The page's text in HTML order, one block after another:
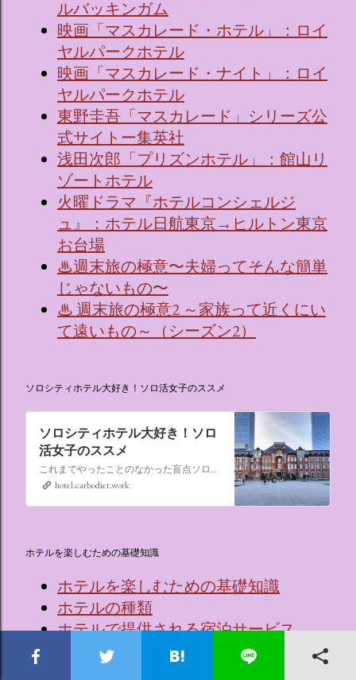
ルバッキンガム
映画「マスカレード・ホテル」：ロイ
ヤルパークホテル
映画「マスカレード・ナイト」：ロイ
ヤルパークホテル
東野圭吾「マスカレード」シリーズ公
式サイトー集英社
浅田次郎「プリズンホテル」：館山リ
ゾートホテル
火曜ドラマ『ホテルコンシェルジ
ュ』：ホテル日航東京→ヒルトン東京
お台場
♨週末旅の極意〜夫婦ってそんな簡単
じゃないもの〜
♨ 週末旅の極意2 ～家族って近くにい
て遠いもの～（シーズン2）
ソロシティホテル大好き！ソロ活女子のススメ
ソロシティホテル大好き！ソロ
活女子のススメ
これまでやったことのなかった盲点ソロ活、“なんでもない日にシティホテルに泊まる”。ソロ活女子のススメ,ソロシティホテル
hotel.carbodiet.work
ホテルを楽しむための基礎知識
ホテルを楽しむための基礎知識
ホテルの種類
ホテルで提供される宿泊サービス
ホテルで提供される主な食事サービス